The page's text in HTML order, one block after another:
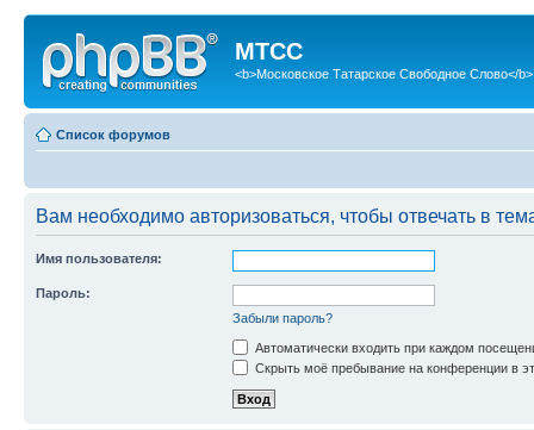
МТСС
<b>Московское Татарское Свободное Слово</b>
Список форумов
Вам необходимо авторизоваться, чтобы отвечать в
Имя пользователя:
Пароль:
Забыли пароль?
Автоматически входить при каждом
Скрыть моё пребывание на конференции в